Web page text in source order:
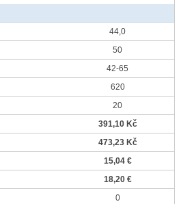
44,0
50
42-65
620
20
391,10 Kč
473,23 Kč
15,04 €
18,20 €
0